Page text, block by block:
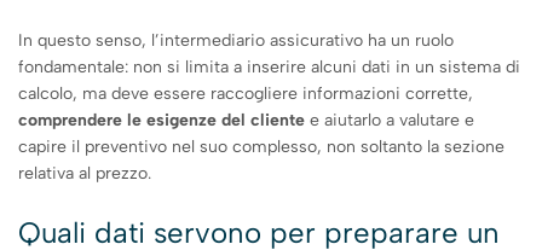
In questo senso, l’intermediario assicurativo ha un ruolo
fondamentale: non si limita a inserire alcuni dati in un sistema di
calcolo, ma deve essere raccogliere informazioni corrette,
comprendere le esigenze del cliente e aiutarlo a valutare e
capire il preventivo nel suo complesso, non soltanto la sezione
relativa al prezzo.
Quali dati servono per preparare un